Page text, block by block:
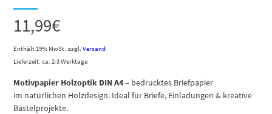
11,99€
Enthält 19% MwSt. zzgl.Versand
Lieferzeit: ca. 2-3 Werktage
Motivpapier Holzoptik DIN A4– bedrucktes Briefpapier
im natürlichen Holzdesign. Ideal für Briefe, Einladungen & kreative
Bastelprojekte.